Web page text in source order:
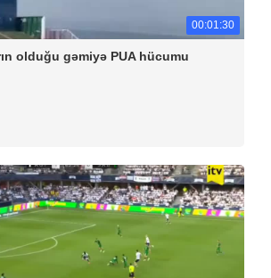
00:01:30
olduğu gəmiyə PUA hücumu